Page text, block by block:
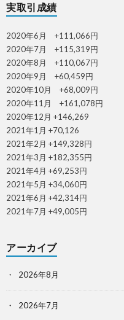
実取引成績
2020年6月 +111,066円
2020年7月 +115,319円
2020年8月 +110,067円
2020年9月 +60,459円
2020年10月 +68,009円
2020年11月 +161,078円
2020年12月 +146,269
2021年1月 +70,126
2021年2月 +149,328円
2021年3月 +182,355円
2021年4月 +69,253円
2021年5月 +34,060円
2021年6月 +42,314円
2021年7月 +49,005円
アーカイブ
2026年8月
2026年7月